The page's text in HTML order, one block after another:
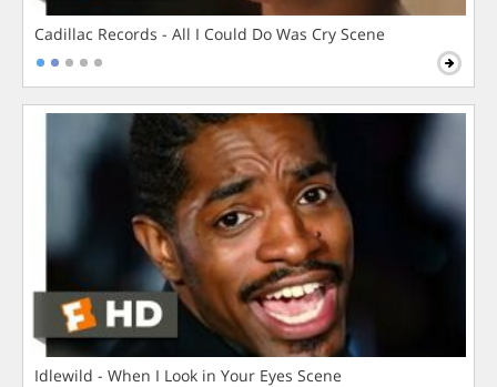
Cadillac Records - All I Could Do Was Cry Scene
Idlewild - When I Look in Your Eyes Scene